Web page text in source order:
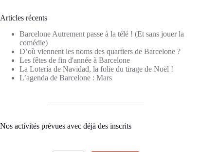
Articles récents
Barcelone Autrement passe à la télé ! (Et sans jouer la
comédie)
D’où viennent les noms des quartiers de Barcelone ?
Les fêtes de fin d'année à Barcelone
La Lotería de Navidad, la folie du tirage de Noël !
L’agenda de Barcelone : Mars
Nos activités prévues avec déjà des inscrits